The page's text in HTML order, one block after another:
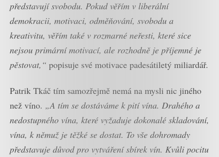
představují svobodu. Pokud věřím v liberální
demokracii, motivaci, odměňování, svobodu a
kreativitu, věřím také v rozmarné neřesti, které sice
nejsou primární motivací, ale rozhodně je příjemné je
pěstovat,“ popisuje své motivace padesátiletý miliardář.
Patrik Tkáč tím samozřejmě nemá na mysli nic jiného
než víno. „A tím se dostáváme k pití vína. Drahého a
nedostupného vína, které vyžaduje dokonalé skladování,
vína, k němuž je těžké se dostat. To vše dohromady
představuje důvod pro vytváření sbírek vín. Kvůli pocitu